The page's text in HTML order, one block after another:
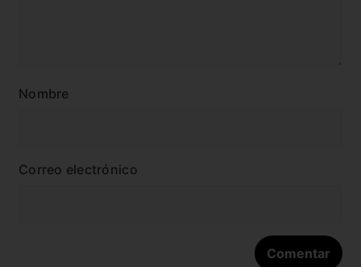
Nombre
Correo electrónico